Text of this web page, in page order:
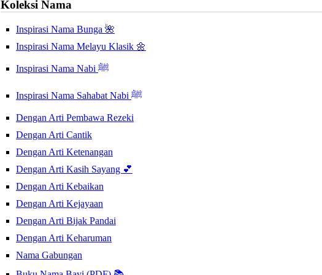
Koleksi Nama
Inspirasi Nama Bunga 🌺
Inspirasi Nama Melayu Klasik 🌼
Inspirasi Nama Nabi ﷺ
Inspirasi Nama Sahabat Nabi ﷺ
Dengan Arti Pembawa Rezeki
Dengan Arti Cantik
Dengan Arti Ketenangan
Dengan Arti Kasih Sayang 💕
Dengan Arti Kebaikan
Dengan Arti Kejayaan
Dengan Arti Bijak Pandai
Dengan Arti Keharuman
Nama Gabungan